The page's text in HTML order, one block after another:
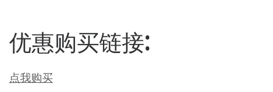
优惠购买链接:
点我购买